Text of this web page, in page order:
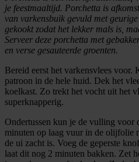
je feestmaaltijd. Porchetta is
van varkensbuik gevuld met
gekookt zodat het lekker mals is,
Serveer deze porchetta met
en verse gesauteerde groenten.
Bereid eerst het varkensvlees voor.
patroon in de hele huid. Dek het
koelkast. Zo trekt het vocht uit het
superknapperig.
Ondertussen kun je de vulling voor
minuten op laag vuur in de olijfolie
de ui zacht is. Voeg de geperste
laat dit nog 2 minuten bakken. Zet